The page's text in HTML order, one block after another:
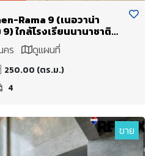
Rama 9 (เนอวาน่า
ใกล้โรงเรียนนานาชาติ
School และ
สตมฟอร์ด
คร ดูแผนที่
250.00 (ตร.ม.)
4
ขาย